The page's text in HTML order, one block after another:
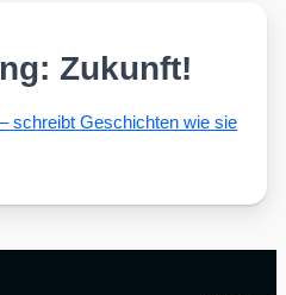
Zukunft!
schreibt Geschich­ten wie sie